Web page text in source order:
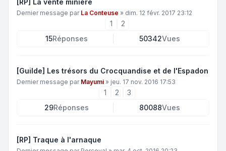
[RP] La vente minière
Dernier message par La Conteuse » dim. 12 févr. 2017 23:12
1
2
15Réponses 50342Vues
[Guilde] Les trésors du Crocquandise et de l'Espadon
Dernier message par Mayumi » jeu. 17 nov. 2016 17:53
1 2
3
29Réponses 80088Vues
[RP] Traque à l'arnaque